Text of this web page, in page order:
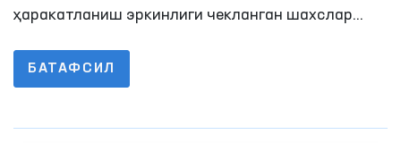
ойида амалга оширилган мониторинг
ҳаракатланиш эркинлиги чекланган шахслар
ташрифлари амалга оширилди. Ушбу кўрсаткич
2021 йилнинг 9 ойида 120 та, 2020 йилнинг 9
БАТАФСИЛ